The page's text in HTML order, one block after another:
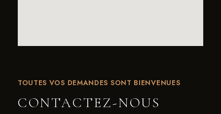
TOUTES VOS DEMANDES SONT BIENVENUES
CONTACTEZ-NOUS